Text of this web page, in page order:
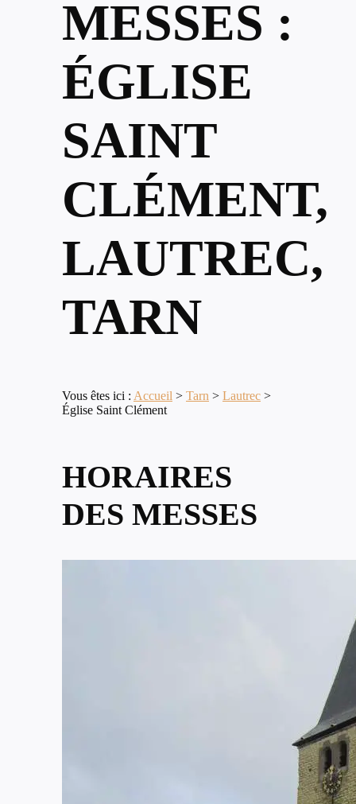
MESSES :
ÉGLISE
SAINT
CLÉMENT,
LAUTREC,
TARN
Vous êtes ici : Accueil > Tarn > Lautrec >
Église Saint Clément
HORAIRES
DES MESSES